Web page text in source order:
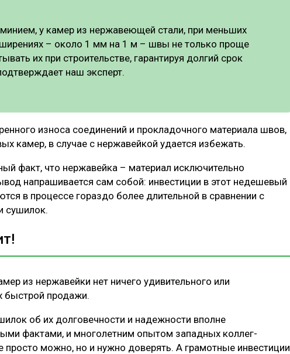
у камер из нержавеющей стали, при меньших
– около 1 мм на 1 м – швы не только проще
их при строительстве, гарантируя долгий срок
наш эксперт.
износа соединений и прокладочного материала швов,
камер, в случае с нержавейкой удается избежать.
факт, что нержавейка – материал исключительно
напрашивается сам собой: инвестиции в этот недешевый
в процессе гораздо более длительной в сравнении с
сушилок.
из нержавейки нет ничего удивительного или
быстрой продажи.
об их долговечности и надежности вполне
фактами, и многолетним опытом западных коллег-
просто можно, но и нужно доверять. А грамотные инвестиции